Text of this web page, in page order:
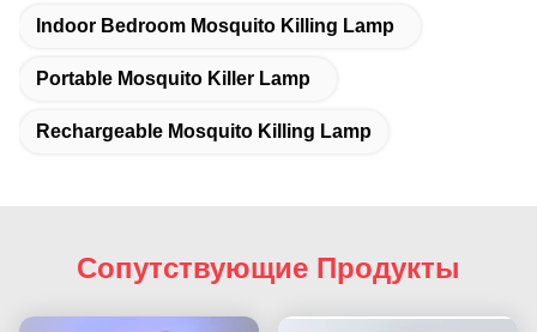
Indoor Bedroom Mosquito Killing Lamp
Portable Mosquito Killer Lamp
Rechargeable Mosquito Killing Lamp
Сопутствующие Продукты